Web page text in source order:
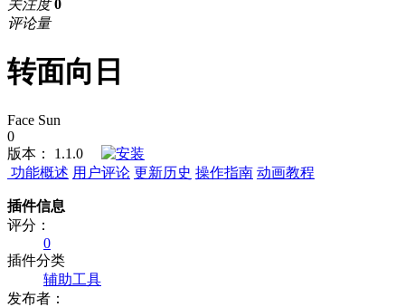
关注度 0
评论量
转面向日
Face Sun
0
版本：
1.1.0
功能概述 用户评论 更新历史 操作指南 动画教程
插件信息
评分：
0
插件分类
辅助工具
发布者：